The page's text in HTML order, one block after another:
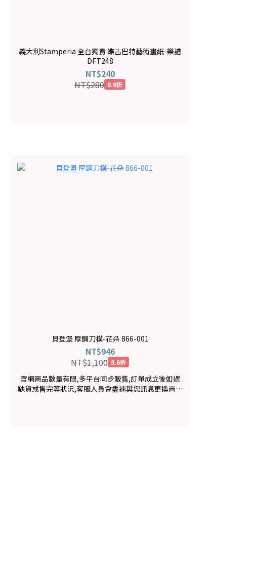
義大利Stamperia 全台獨賣 蝶古巴特藝術畫紙-樂譜
DFT248
NT$240
NT$280 8.6折
貝登堡 厚鋼刀模-花朵 866-001
NT$946
NT$1,100 8.6折
官網商品數量有限,多平台同步販售,訂單成立後如遇
缺貨或售完等狀況,客服人員會盡速與您訊息更換商品